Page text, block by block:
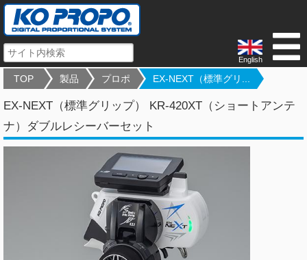
English
TOP 製品 プロポ EX-NEXT（標準グリ...
EX-NEXT（標準グリップ） KR-420XT（ショートアンテ
ナ）ダブルレシーバーセット